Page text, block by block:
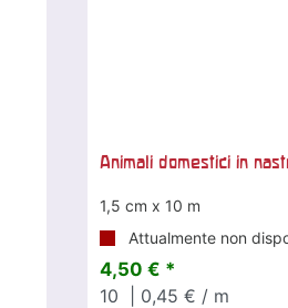
Animali domestici in
1,5 cm x 10 m
Attualmente non
4,50 € *
10
| 0,45 € / m